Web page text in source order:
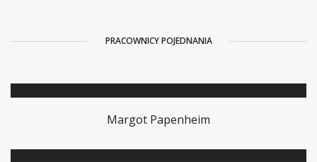
PRACOWNICY POJEDNANIA
Margot Papenheim